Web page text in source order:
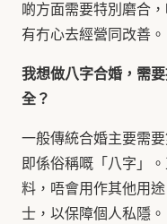
啲方面需要特別磨合
有冇心去經營同改善。
我想做八字合婚，需
全？
一般傳統合婚主要需
即係俗稱嘅「八字」
料，唔會用作其他用
士，以保障個人私隱。